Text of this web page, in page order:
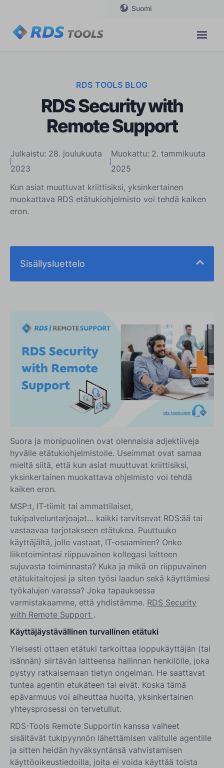
Suomi
RDS TOOLS BLOG
RDS Security with
Remote Support
Julkaistu: 28. joulukuuta
2023
Muokattu: 2. tammikuuta
2025
Kun asiat muuttuvat kriittisiksi, yksinkertainen
muokattava RDS etätukiohjelmisto voi tehdä kaiken
eron.
Sisällysluettelo
Suora ja monipuolinen ovat olennaisia adjektiiveja
hyvälle etätukiohjelmistolle. Useimmat ovat samaa
mieltä siitä, että kun asiat muuttuvat kriittisiksi,
yksinkertainen muokattava ohjelmisto voi tehdä
kaiken eron.
MSP:t, IT-tiimit tai ammattilaiset,
tukipalveluntarjoajat… kaikki tarvitsevat RDS:ää tai
vastaavaa tarjotakseen etätukea. Puuttuuko
käyttäjältä, jolle vastaat, IT-osaaminen? Onko
liiketoimintasi riippuvainen kollegasi laitteen
sujuvasta toiminnasta? Kuka ja mikä on riippuvainen
etätukitaitojesi ja siten työsi laadun sekä käyttämiesi
työkalujen varassa? Joka tapauksessa
varmistakaamme, että yhdistämme. RDS Security
with Remote Support .
Käyttäjäystävällinen turvallinen etätuki
Yleisesti ottaen etätuki tarkoittaa loppukäyttäjän (tai
isännän) siirtävän laitteensa hallinnan henkilölle, joka
pystyy ratkaisemaan tietyn ongelman. He saattavat
tuntea agentin etukäteen tai eivät. Koska tämä
epävarmuus voi aiheuttaa huolta, yksinkertainen
yhteysprosessi on tervetullut.
RDS-Tools Remote Supportin kanssa vaiheet
sisältävät tukipyynnön lähettämisen valitulle agentille
ja sitten heidän hyväksyntänsä vahvistamisen
käyttöoikeustiedoilla, joita ei voida käyttää toista